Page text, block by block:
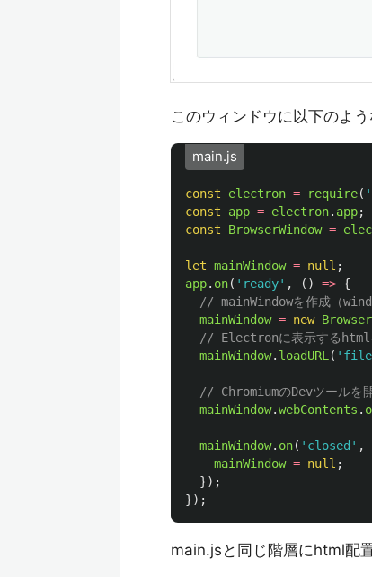
このウィンドウに以下のよ
main.js
const electron = require( '
const
app = electron. app;
const
BrowserWindow =
let mainWindow = null ;
app. on( ' ready' , () => {
// mainWindowを作成（
mainWindow = new
// Electronに表示するhtmlを
mainWindow. loadURL( '
// ChromiumのDevツールを
mainWindow.webContents .
mainWindow. on( ' closed ' ,
mainWindow = null ;
});
});
main.jsと同じ階層にhtml配